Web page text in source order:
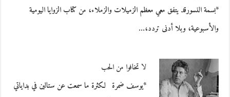
*بسمة النسورقد يتفق معي معظم الزميلات والزملاء، من كتاب الزوايا اليومية
والأسبوعية، وبلا أدنى تردد،…
لا تخافوا من الحب
*يوسف ضمرة لكثرة ما سمعت عن ستالين في بداياتي